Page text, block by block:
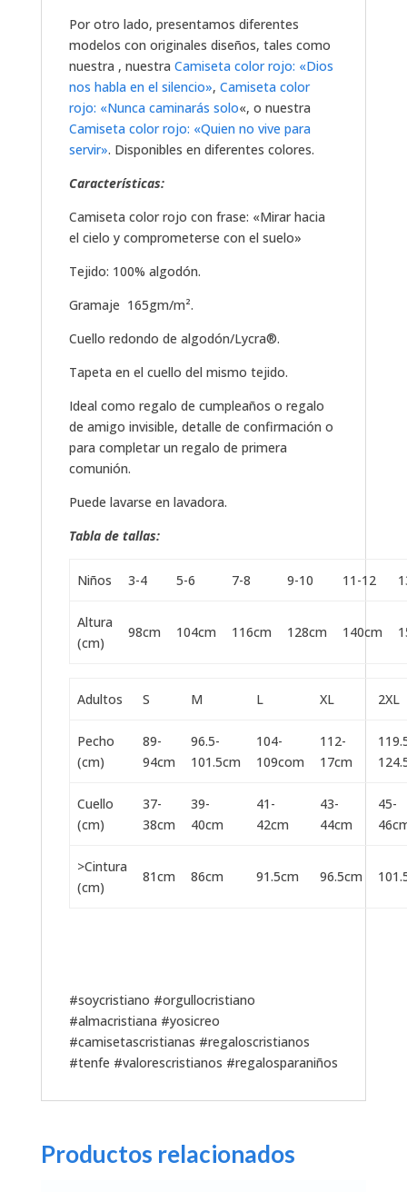
Por otro lado, presentamos diferentes
modelos con originales diseños, tales como
nuestra , nuestra Camiseta color rojo: «Dios
nos habla en el silencio», Camiseta color
rojo: «Nunca caminarás solo«, o nuestra
Camiseta color rojo: «Quien no vive para
servir». Disponibles en diferentes colores.
Características:
Camiseta color rojo con frase: «Mirar hacia
el cielo y comprometerse con el suelo»
Tejido: 100% algodón.
Gramaje 165gm/m².
Cuello redondo de algodón/Lycra®.
Tapeta en el cuello del mismo tejido.
Ideal como regalo de cumpleaños o regalo
de amigo invisible, detalle de confirmación o
para completar un regalo de primera
comunión.
Puede lavarse en lavadora.
Tabla de tallas:
Niños 3-4 5-6 7-8 9-10 11-12
Altura
(cm)
98cm 104cm 116cm 128cm 140cm
Adultos S M L XL 2XL
Pecho
(cm)
89-
94cm
96.5-
101.5cm
104-
109com
112-
17cm
Cuello
(cm)
37-
38cm
39-
40cm
41-
42cm
43-
44cm
45-
>Cintura
(cm)
81cm 86cm 91.5cm 96.5cm
#soycristiano #orgullocristiano
#almacristiana #yosicreo
#camisetascristianas #regaloscristianos
#tenfe #valorescristianos #regalosparaniños
Productos relacionados